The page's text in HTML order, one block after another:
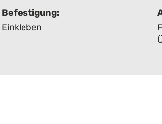
Befestigung:
Einkleben